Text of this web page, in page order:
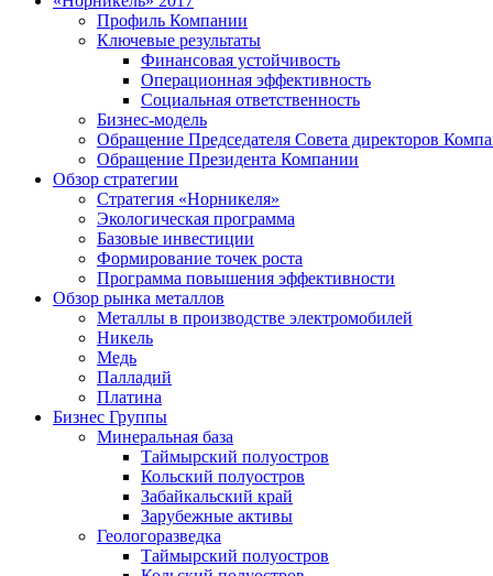
Профиль Компании
Ключевые результаты
Финансовая устойчивость
Операционная эффективность
Социальная ответственность
Бизнес-модель
Обращение Председателя Совета директоров
Обращение Президента Компании
Обзор стратегии
Стратегия «Норникеля»
Экологическая программа
Базовые инвестиции
Формирование точек роста
Программа повышения эффективности
Обзор рынка металлов
Металлы в производстве электромобилей
Никель
Медь
Палладий
Платина
Бизнес Группы
Минеральная база
Таймырский полуостров
Кольский полуостров
Забайкальский край
Зарубежные активы
Геологоразведка
Таймырский полуостров